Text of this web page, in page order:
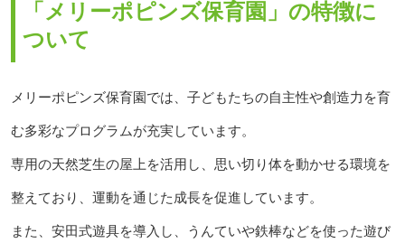
「メリーポピンズ保育園」の特徴に
ついて
メリーポピンズ保育園では、子どもたちの自主性や創造力を育
む多彩なプログラムが充実しています。
専用の天然芝生の屋上を活用し、思い切り体を動かせる環境を
整えており、運動を通じた成長を促進しています。
また、安田式遊具を導入し、うんていや鉄棒などを使った遊び